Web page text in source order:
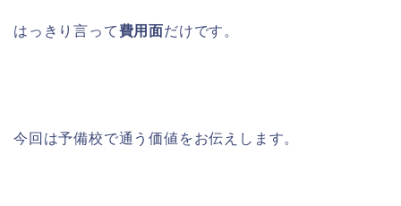
はっきり言って費用面だけです。
今回は予備校で通う価値をお伝えします。